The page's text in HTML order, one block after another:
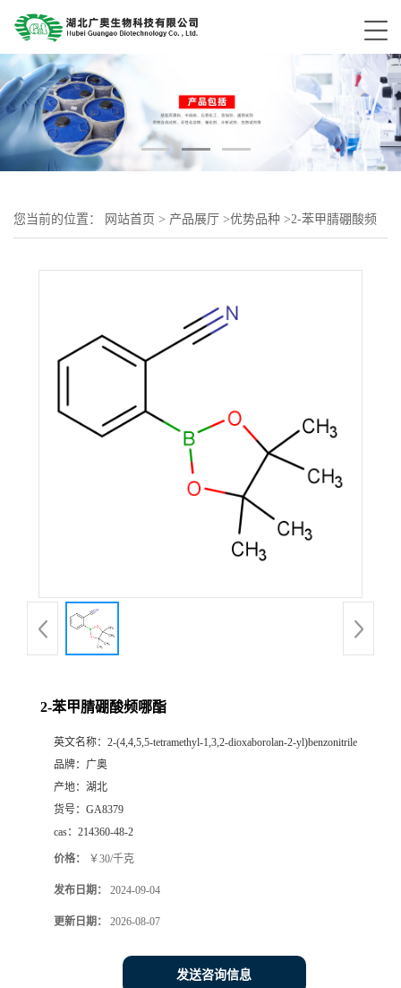
您当前的位置： 网站首页 > 产品展厅 >优势品种 >2-苯甲腈硼酸频
2-苯甲腈硼酸频哪酯
英文名称： 2-(4,4,5,5-tetramethyl-1,3,2-dioxaborolan-2-yl)benzonitrile
品牌： 广奥
产地： 湖北
货号： GA8379
cas： 214360-48-2
价格： ￥30/千克
发布日期： 2024-09-04
更新日期： 2026-08-07
发送咨询信息